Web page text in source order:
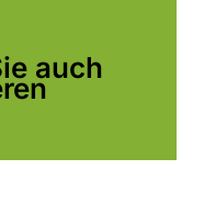
auch